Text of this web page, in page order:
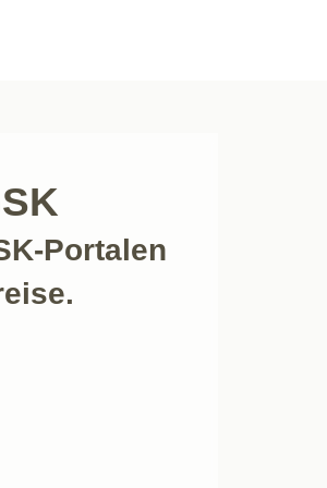
Portalen